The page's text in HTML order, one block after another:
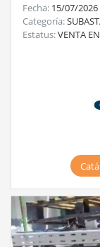
Fecha: 15/07/2026
Categoría:
Estatus:VENTA